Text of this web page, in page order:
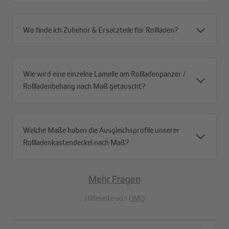
Wo finde ich Zubehör & Ersatzteile für Rollläden?
Wie wird eine einzelne Lamelle am Rollladenpanzer /
Rollladenbehang nach Maß getauscht?
Welche Maße haben die Ausgleichsprofile unserer
Rollladenkastendeckel nach Maß?
Mehr Fragen
Hilfeseite von OMQ